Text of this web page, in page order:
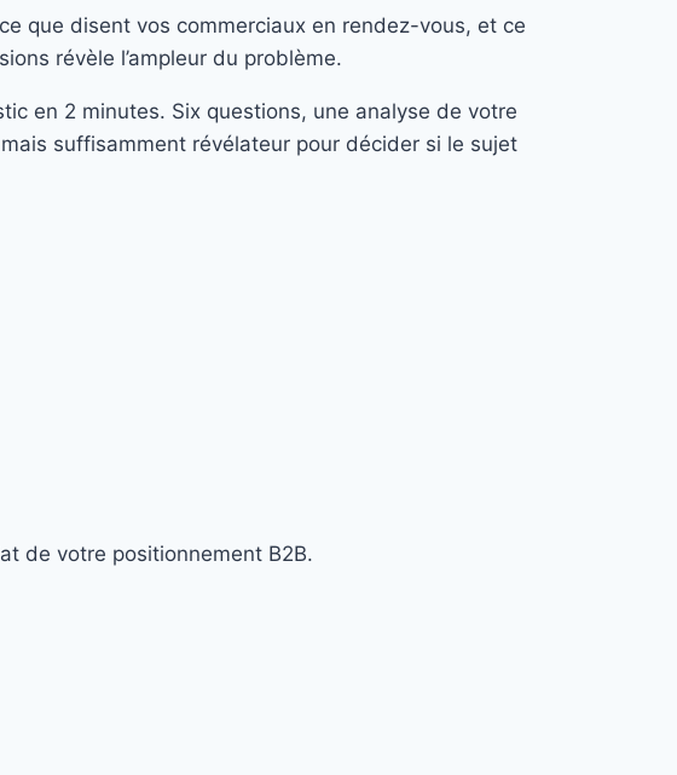
que disent vos commerciaux en rendez-vous, et ce
révèle l’ampleur du problème.
en 2 minutes. Six questions, une analyse de votre
suffisamment révélateur pour décider si le sujet
de votre positionnement B2B.